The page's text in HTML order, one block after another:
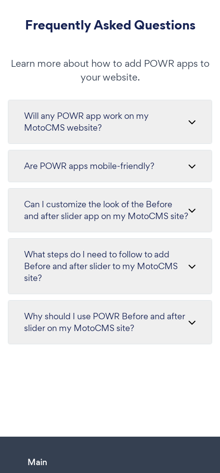
Frequently Asked Questions
Learn more about how to add POWR apps to
your website.
Will any POWR app work on my
MotoCMS website?
Are POWR apps mobile-friendly?
Can I customize the look of the Before
and after slider app on my MotoCMS site?
What steps do I need to follow to add
Before and after slider to my MotoCMS
site?
Why should I use POWR Before and after
slider on my MotoCMS site?
Main